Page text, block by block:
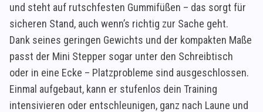
und steht auf rutschfesten Gummifüßen – das sorgt für
sicheren Stand, auch wenn’s richtig zur Sache geht.
Dank seines geringen Gewichts und der kompakten Maße
passt der Mini Stepper sogar unter den Schreibtisch
oder in eine Ecke – Platzprobleme sind ausgeschlossen.
Einmal aufgebaut, kann er stufenlos dein Training
intensivieren oder entschleunigen, ganz nach Laune und